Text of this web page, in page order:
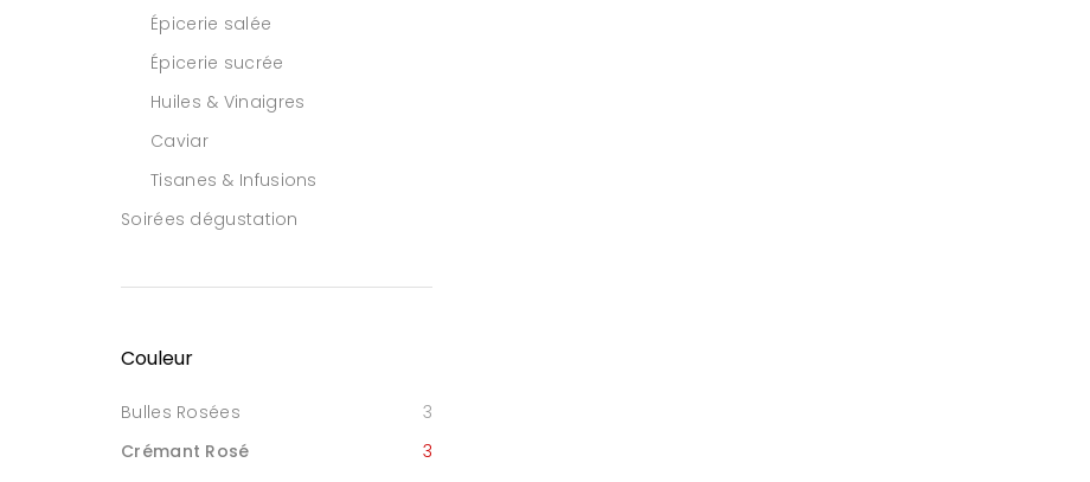
Épicerie salée
Épicerie sucrée
Huiles & Vinaigres
Caviar
Tisanes & Infusions
Soirées dégustation
Couleur
Bulles Rosées
3
Crémant Rosé
3